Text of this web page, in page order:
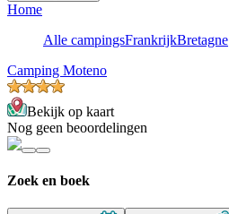
Home
Alle campingsFrankrijkBretagne
Camping Moteno
Bekijk op kaart
Nog geen beoordelingen
Zoek en boek